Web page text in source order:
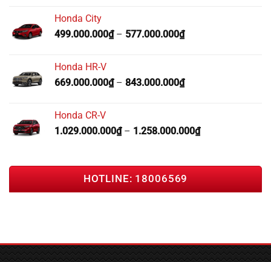
Honda City
499.000.000₫– 577.000.000₫
Honda HR-V
669.000.000₫– 843.000.000₫
Honda CR-V
1.029.000.000₫– 1.258.000.000₫
HOTLINE: 18006569